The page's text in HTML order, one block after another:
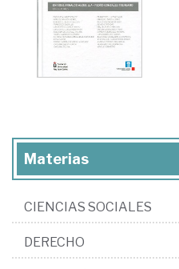
Materias
CIENCIAS SOCIALES
DERECHO